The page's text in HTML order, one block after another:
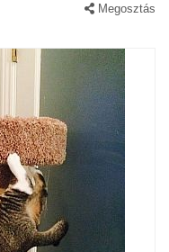
Megosztás